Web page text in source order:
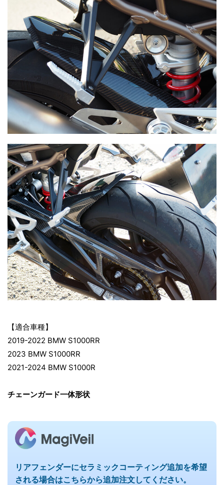
【適合車種】
2019-2022 BMW S1000RR
2023 BMW S1000RR
2021-2024 BMW S1000R
チェーンガード一体形状
リアフェンダーにセラミックコーティング追加を希望
される場合はこちらから追加注文してください。